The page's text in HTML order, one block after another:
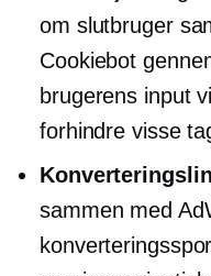
om slutbruger
Cookiebot
brugerens input
forhindre visse
sammen med